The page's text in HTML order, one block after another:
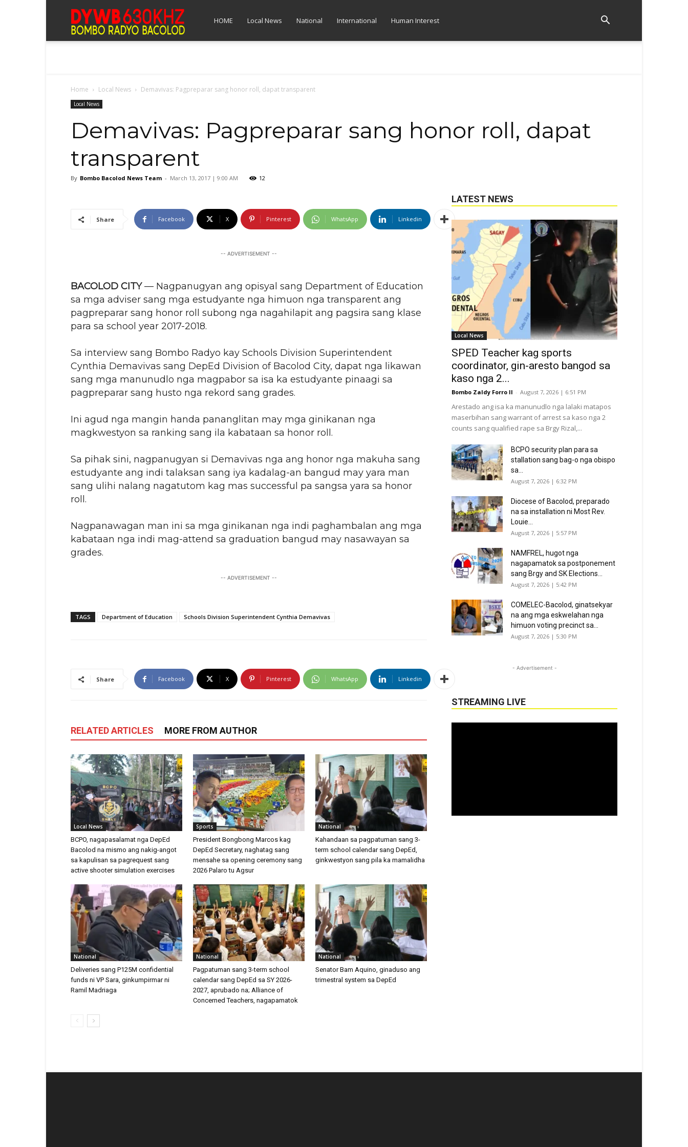
HOME Local News National International Human Interest
Home Local News Demavivas: Pagpreparar sang honor roll, dapat transparent
Local News
Demavivas: Pagpreparar sang honor roll, dapat
transparent
By Bombo Bacolod News Team - March 13, 2017 | 9:00 AM 12
Share Facebook X Pinterest WhatsApp Linkedin
-- ADVERTISEMENT --
BACOLOD CITY— Nagpanugyan ang opisyal sang Department of Education
sa mga adviser sang mga estudyante nga himuon nga transparent ang
pagpreparar sang honor roll subong nga nagahilapit ang pagsira sang klase
para sa school year 2017-2018.
Sa interview sang Bombo Radyo kay Schools Division Superintendent
Cynthia Demavivas sang DepEd Division of Bacolod City, dapat nga likawan
sang mga manunudlo nga magpabor sa isa ka estudyante pinaagi sa
pagpreparar sang husto nga rekord sang grades.
Ini agud nga mangin handa pananglitan may mga ginikanan nga
magkwestyon sa ranking sang ila kabataan sa honor roll.
Sa pihak sini, nagpanugyan si Demavivas nga ang honor nga makuha sang
estudyante ang indi talaksan sang iya kadalag-an bangud may yara man
sang ulihi nalang nagatutom kag mas successful pa sangsa yara sa honor
roll.
Nagpanawagan man ini sa mga ginikanan nga indi paghambalan ang mga
kabataan nga indi mag-attend sa graduation bangud may nasawayan sa
grades.
-- ADVERTISEMENT --
TAGS Department of Education Schools Division Superintendent Cynthia Demavivas
Share Facebook X Pinterest WhatsApp Linkedin
RELATED ARTICLES MORE FROM AUTHOR
Local News
BCPO, nagapasalamat nga DepEd
Bacolod na mismo ang nakig-angot
sa kapulisan sa pagrequest sang
active shooter simulation exercises
Sports
President Bongbong Marcos kag
DepEd Secretary, naghatag sang
mensahe sa opening ceremony sang
2026 Palaro tu Agsur
National
Kahandaan sa pagpatuman sang 3-
term school calendar sang DepEd,
ginkwestyon sang pila ka mamalidha
National
Deliveries sang P125M confidential
funds ni VP Sara, ginkumpirmar ni
Ramil Madriaga
National
Pagpatuman sang 3-term school
calendar sang DepEd sa SY 2026-
2027, aprubado na; Alliance of
Concerned Teachers, nagapamatok
National
Senator Bam Aquino, ginaduso ang
trimestral system sa DepEd
LATEST NEWS
Local News
SPED Teacher kag sports
coordinator, gin-aresto bangod sa
kaso nga 2...
Bombo Zaldy Forro II - August 7, 2026 | 6:51 PM
Arestado ang isa ka manunudlo nga lalaki matapos
maserbihan sang warrant of arrest sa kaso nga 2
counts sang qualified rape sa Brgy Rizal,...
BCPO security plan para sa
stallation sang bag-o nga obispo
sa...
August 7, 2026 | 6:32 PM
Diocese of Bacolod, preparado
na sa installation ni Most Rev.
Louie...
August 7, 2026 | 5:57 PM
NAMFREL, hugot nga
nagapamatok sa postponement
sang Brgy and SK Elections...
August 7, 2026 | 5:42 PM
COMELEC-Bacolod, ginatsekyar
na ang mga eskwelahan nga
himuon voting precinct sa...
August 7, 2026 | 5:30 PM
- Advertisement -
STREAMING LIVE